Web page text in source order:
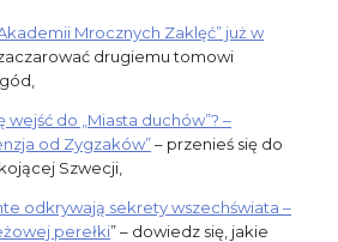
Mrocznych Zaklęć” już w
zaczarować drugiemu tomowi
wejść do „Miasta duchów”? –
od Zygzaków”– przenieś się do
Szwecji,
odkrywają sekrety wszechświata –
perełki” – dowiedz się, jakie